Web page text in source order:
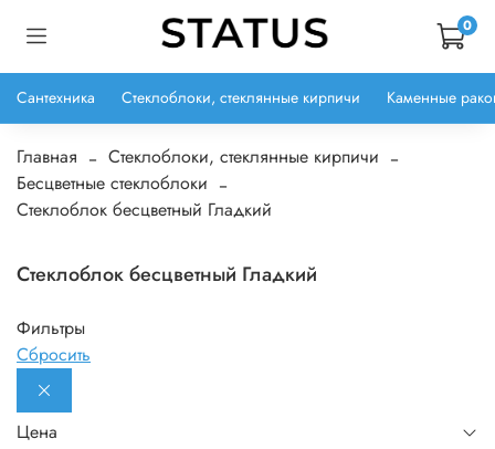
0
Сантехника Стеклоблоки, стеклянные кирпичи Каменные
Главная
Стеклоблоки, стеклянные кирпичи
Бесцветные стеклоблоки
Стеклоблок бесцветный Гладкий
Стеклоблок бесцветный Гладкий
Фильтры
Сбросить
Цена